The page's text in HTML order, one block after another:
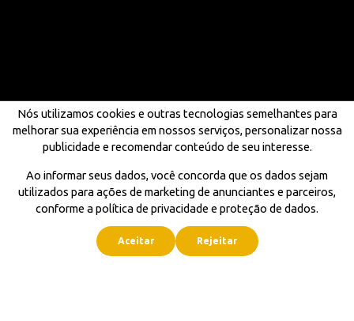
Nós utilizamos cookies e outras tecnologias semelhantes para
melhorar sua experiência em nossos serviços, personalizar nossa
publicidade e recomendar conteúdo de seu interesse.
Ao informar seus dados, você concorda que os dados sejam
utilizados para ações de marketing de anunciantes e parceiros,
conforme a política de privacidade e proteção de dados.
Aceitar Rejeitar